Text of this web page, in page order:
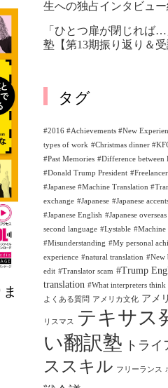
生への独占インタビュー
「ひとつ扉が閉じれば
塾【第13期振り返り＆受
タグ
#2016 #Achievements #New
types of work #Christmas dinner
#Past Memories #Difference between
#Donald Trump President
#Japanese #Machine Translation
exchange #Japanese #Japanese
#Japanese English #Japanese overseas
second language #Lystable #Machine
#Misunderstanding #My personal
experience #natural translation #New
edit #Translator scam #Trump
translation #What interpreters
よくある質問 アメリカ文化 アメ
リスマス
テキサス
い翻訳塾 トライ
ススキル フリーランス